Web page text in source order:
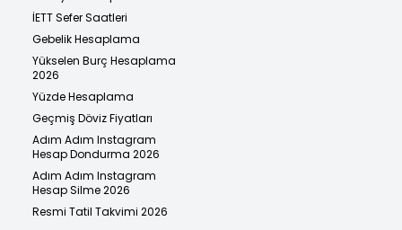
İETT Sefer Saatleri
Gebelik Hesaplama
Yükselen Burç Hesaplama
2026
Yüzde Hesaplama
Geçmiş Döviz Fiyatları
Adım Adım Instagram
Hesap Dondurma 2026
Adım Adım Instagram
Hesap Silme 2026
Resmi Tatil Takvimi 2026